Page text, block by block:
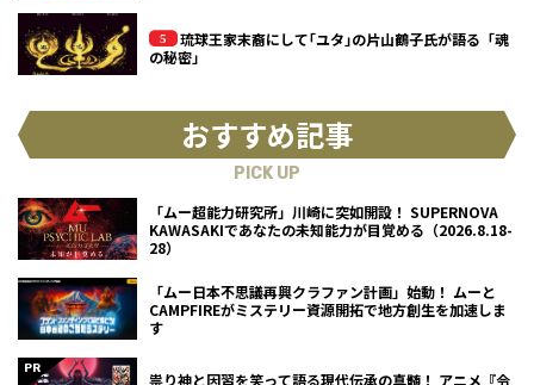
琉球王家末裔にして｢ユタ｣の片山鶴子氏が語る「魂
の秘密」
おすすめ記事
PICK UP
「ムー超能力研究所」川崎に突如開設！ SUPERNOVA
KAWASAKIであなたの未知能力が目覚める（2026.8.18-
28）
「ムー日本不思議再興クラファン計画」始動！ ムーと
CAMPFIREがミステリー資源開拓で地方創生を加速しま
す
祟り神と因習を笑って語る現代伝承の真髄！ アニメ『令